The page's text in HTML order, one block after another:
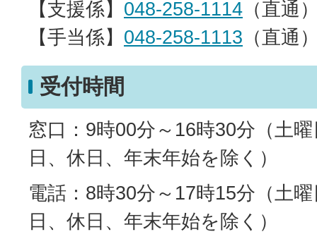
【支援係】 048-258-1114 （直通
【手当係】 048-258-1113 （直通
受付時間
窓口：9時00分～16時30分（土
日、休日、年末年始を除く）
電話：8時30分～17時15分（土
日、休日、年末年始を除く）